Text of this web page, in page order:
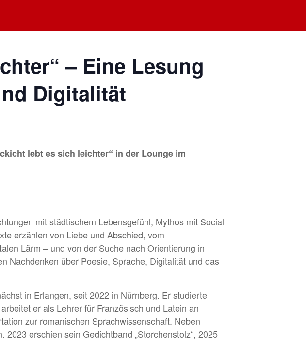
– Eine Lesung
Digitalität
lebt es sich leichter“ in der Lounge im
mit städtischem Lebensgefühl, Mythos mit Social
erzählen von Liebe und Abschied, vom
Lärm – und von der Suche nach Orientierung in
Nachdenken über Poesie, Sprache, Digitalität und das
in Erlangen, seit 2022 in Nürnberg. Er studierte
er als Lehrer für Französisch und Latein an
zur romanischen Sprachwissenschaft. Neben
erschien sein Gedichtband „Storchenstolz“, 2025